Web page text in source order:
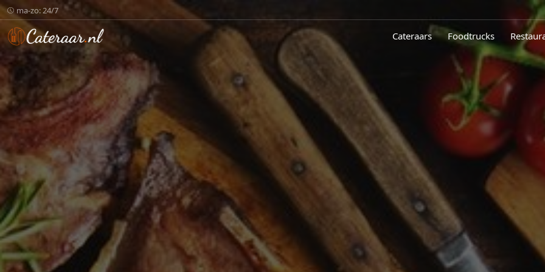
ma-zo: 24/7
Cateraars Foodtrucks